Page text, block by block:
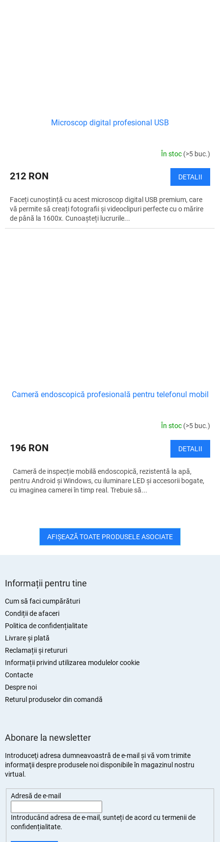
Microscop digital profesional USB
În stoc (>5 buc.)
212 RON DETALII
Faceți cunoștință cu acest microscop digital USB premium, care
vă permite să creați fotografii și videoclipuri perfecte cu o mărire
de până la 1600x. Cunoașteți lucrurile...
Cameră endoscopică profesională pentru telefonul mobil
În stoc (>5 buc.)
196 RON DETALII
Cameră de inspecție mobilă endoscopică, rezistentă la apă,
pentru Android și Windows, cu iluminare LED și accesorii bogate,
cu imaginea camerei în timp real. Trebuie să...
AFIŞEAZĂ TOATE PRODUSELE ASOCIATE
Informații pentru tine
Cum să faci cumpărături
Condiții de afaceri
Politica de confidențialitate
Livrare și plată
Reclamații și retururi
Informații privind utilizarea modulelor cookie
Contacte
Despre noi
Returul produselor din comandă
Abonare la newsletter
Introduceţi adresa dumneavoastră de e-mail şi vă vom trimite
informaţii despre produsele noi disponibile în magazinul nostru
virtual.
Adresă de e-mail
Introducând adresa de e-mail, sunteți deacord cu termenii de
confidențialitate.